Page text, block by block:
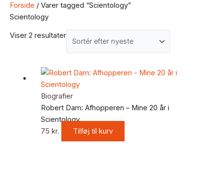
Forside / Varer tagged “Scientology”
Scientology
Viser 2 resultater
Biografier
Robert Dam: Afhopperen – Mine 20 år i
Scientology
75 kr. Tilføj til kurv